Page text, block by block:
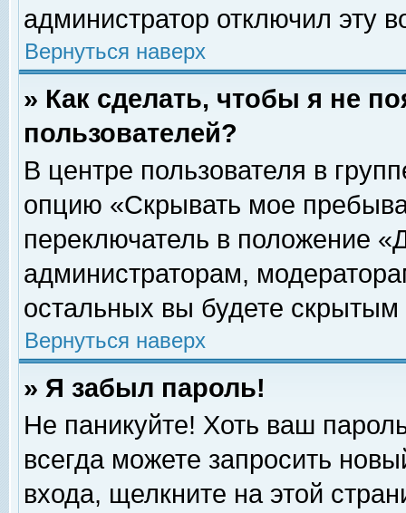
администратор отключил эту
Вернуться наверх
» Как сделать, чтобы я не
пользователей?
В центре пользователя в
опцию «Скрывать мое
переключатель в положение
администраторам,
остальных вы будете скрытым
Вернуться наверх
» Я забыл пароль!
Не паникуйте! Хоть ваш
всегда можете запросить
входа, щелкните на этой